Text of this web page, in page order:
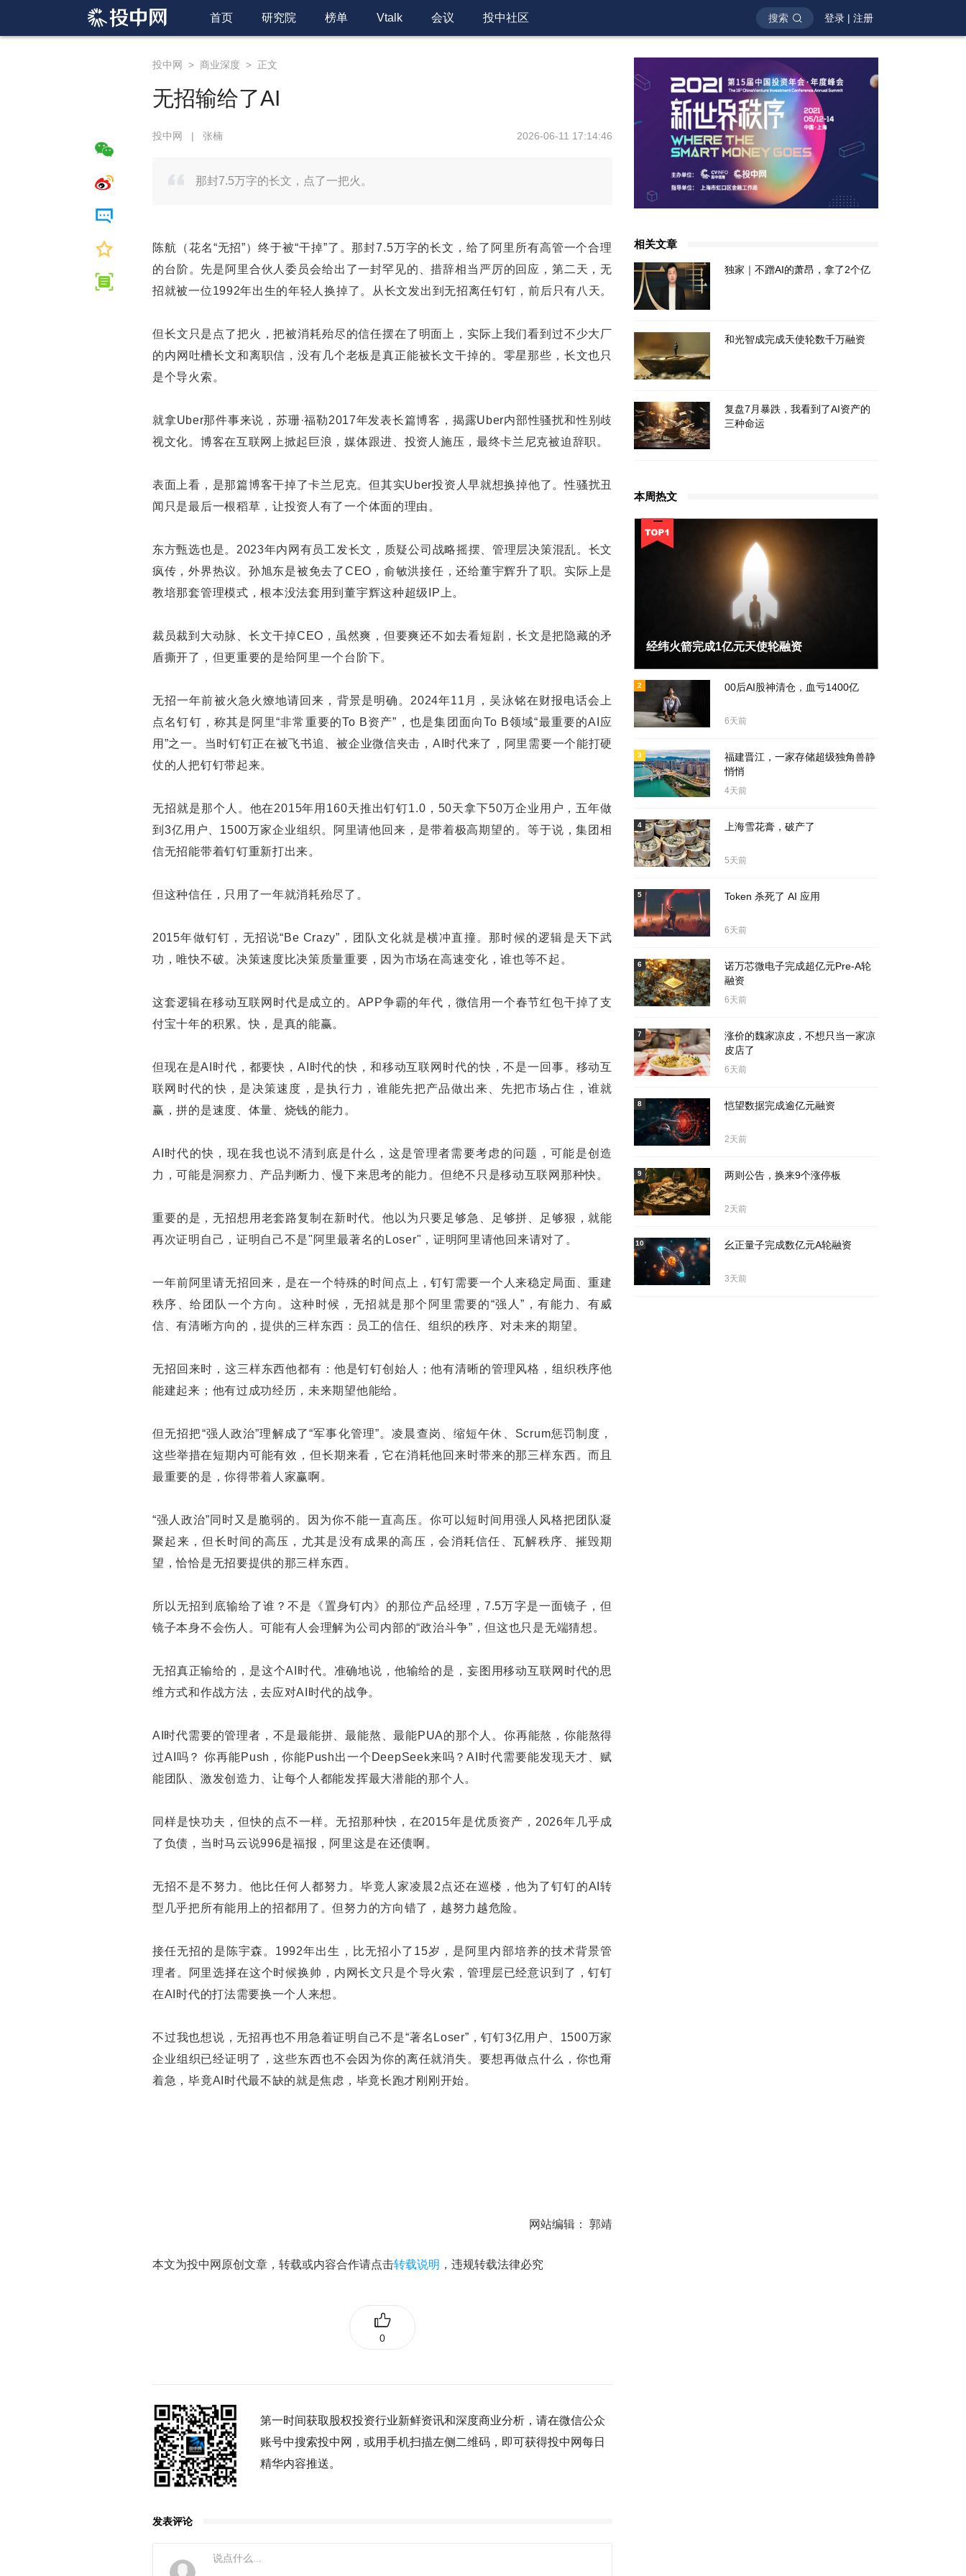
首页 研究院 榜单 Vtalk 会议 投中社区 搜索 登录 | 注册
投中网 > 商业深度 > 正文
无招输给了AI
投中网 | 张楠 2026-06-11 17:14:46
那封7.5万字的长文，点了一把火。
陈航（花名“无招”）终于被“干掉”了。那封7.5万字的长文，给了阿里所有高管一个合理
的台阶。先是阿里合伙人委员会给出了一封罕见的、措辞相当严厉的回应，第二天，无
招就被一位1992年出生的年轻人换掉了。从长文发出到无招离任钉钉，前后只有八天。
但长文只是点了把火，把被消耗殆尽的信任摆在了明面上，实际上我们看到过不少大厂
的内网吐槽长文和离职信，没有几个老板是真正能被长文干掉的。零星那些，长文也只
是个导火索。
就拿Uber那件事来说，苏珊·福勒2017年发表长篇博客，揭露Uber内部性骚扰和性别歧
视文化。博客在互联网上掀起巨浪，媒体跟进、投资人施压，最终卡兰尼克被迫辞职。
表面上看，是那篇博客干掉了卡兰尼克。但其实Uber投资人早就想换掉他了。性骚扰丑
闻只是最后一根稻草，让投资人有了一个体面的理由。
东方甄选也是。2023年内网有员工发长文，质疑公司战略摇摆、管理层决策混乱。长文
疯传，外界热议。孙旭东是被免去了CEO，俞敏洪接任，还给董宇辉升了职。实际上是
教培那套管理模式，根本没法套用到董宇辉这种超级IP上。
裁员裁到大动脉、长文干掉CEO，虽然爽，但要爽还不如去看短剧，长文是把隐藏的矛
盾撕开了，但更重要的是给阿里一个台阶下。
无招一年前被火急火燎地请回来，背景是明确。2024年11月，吴泳铭在财报电话会上
点名钉钉，称其是阿里“非常重要的To B资产”，也是集团面向To B领域“最重要的AI应
用”之一。当时钉钉正在被飞书追、被企业微信夹击，AI时代来了，阿里需要一个能打硬
仗的人把钉钉带起来。
无招就是那个人。他在2015年用160天推出钉钉1.0，50天拿下50万企业用户，五年做
到3亿用户、1500万家企业组织。阿里请他回来，是带着极高期望的。等于说，集团相
信无招能带着钉钉重新打出来。
但这种信任，只用了一年就消耗殆尽了。
2015年做钉钉，无招说“Be Crazy”，团队文化就是横冲直撞。那时候的逻辑是天下武
功，唯快不破。决策速度比决策质量重要，因为市场在高速变化，谁也等不起。
这套逻辑在移动互联网时代是成立的。APP争霸的年代，微信用一个春节红包干掉了支
付宝十年的积累。快，是真的能赢。
但现在是AI时代，都要快，AI时代的快，和移动互联网时代的快，不是一回事。移动互
联网时代的快，是决策速度，是执行力，谁能先把产品做出来、先把市场占住，谁就
赢，拼的是速度、体量、烧钱的能力。
AI时代的快，现在我也说不清到底是什么，这是管理者需要考虑的问题，可能是创造
力，可能是洞察力、产品判断力、慢下来思考的能力。但绝不只是移动互联网那种快。
重要的是，无招想用老套路复制在新时代。他以为只要足够急、足够拼、足够狠，就能
再次证明自己，证明自己不是"阿里最著名的Loser"，证明阿里请他回来请对了。
一年前阿里请无招回来，是在一个特殊的时间点上，钉钉需要一个人来稳定局面、重建
秩序、给团队一个方向。这种时候，无招就是那个阿里需要的“强人”，有能力、有威
信、有清晰方向的，提供的三样东西：员工的信任、组织的秩序、对未来的期望。
无招回来时，这三样东西他都有：他是钉钉创始人；他有清晰的管理风格，组织秩序他
能建起来；他有过成功经历，未来期望他能给。
但无招把“强人政治”理解成了“军事化管理”。凌晨查岗、缩短午休、Scrum惩罚制度，
这些举措在短期内可能有效，但长期来看，它在消耗他回来时带来的那三样东西。而且
最重要的是，你得带着人家赢啊。
“强人政治”同时又是脆弱的。因为你不能一直高压。你可以短时间用强人风格把团队凝
聚起来，但长时间的高压，尤其是没有成果的高压，会消耗信任、瓦解秩序、摧毁期
望，恰恰是无招要提供的那三样东西。
所以无招到底输给了谁？不是《置身钉内》的那位产品经理，7.5万字是一面镜子，但
镜子本身不会伤人。可能有人会理解为公司内部的“政治斗争”，但这也只是无端猜想。
无招真正输给的，是这个AI时代。准确地说，他输给的是，妄图用移动互联网时代的思
维方式和作战方法，去应对AI时代的战争。
AI时代需要的管理者，不是最能拼、最能熬、最能PUA的那个人。你再能熬，你能熬得
过AI吗？ 你再能Push，你能Push出一个DeepSeek来吗？AI时代需要能发现天才、赋
能团队、激发创造力、让每个人都能发挥最大潜能的那个人。
同样是快功夫，但快的点不一样。无招那种快，在2015年是优质资产，2026年几乎成
了负债，当时马云说996是福报，阿里这是在还债啊。
无招不是不努力。他比任何人都努力。毕竟人家凌晨2点还在巡楼，他为了钉钉的AI转
型几乎把所有能用上的招都用了。但努力的方向错了，越努力越危险。
接任无招的是陈宇森。1992年出生，比无招小了15岁，是阿里内部培养的技术背景管
理者。阿里选择在这个时候换帅，内网长文只是个导火索，管理层已经意识到了，钉钉
在AI时代的打法需要换一个人来想。
不过我也想说，无招再也不用急着证明自己不是“著名Loser”，钉钉3亿用户、1500万家
企业组织已经证明了，这些东西也不会因为你的离任就消失。要想再做点什么，你也甭
着急，毕竟AI时代最不缺的就是焦虑，毕竟长跑才刚刚开始。
网站编辑： 郭靖
本文为投中网原创文章，转载或内容合作请点击转载说明 ，违规转载法律必究
0
第一时间获取股权投资行业新鲜资讯和深度商业分析，请在微信公众
账号中搜索投中网，或用手机扫描左侧二维码，即可获得投中网每日
精华内容推送。
发表评论
相关文章
独家｜不蹭AI的萧昂，拿了2个亿
和光智成完成天使轮数千万融资
复盘7月暴跌，我看到了AI资产的
三种命运
本周热文
经纬火箭完成1亿元天使轮融资
6天前 00后AI股神清仓，血亏1400亿
6天前
2
福建晋江，一家存储超级独角兽静
悄悄
4天前
3
上海雪花膏，破产了
5天前
4
Token 杀死了 AI 应用
6天前
5
诺万芯微电子完成超亿元Pre-A轮
融资
6天前
6
涨价的魏家凉皮，不想只当一家凉
皮店了
6天前
7
恺望数据完成逾亿元融资
2天前
8
两则公告，换来9个涨停板
2天前
9
幺正量子完成数亿元A轮融资
3天前
10